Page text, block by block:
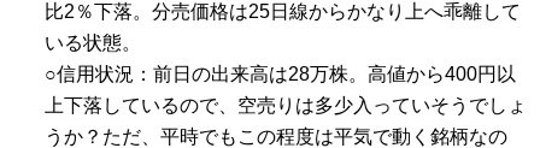
比2％下落。分売価格は25日線からかなり上へ乖離して
いる状態。
○信用状況：前日の出来高は28万株。高値から400円以
上下落しているので、空売りは多少入っていそうでしょ
うか？ただ、平時でもこの程度は平気で動く銘柄なの